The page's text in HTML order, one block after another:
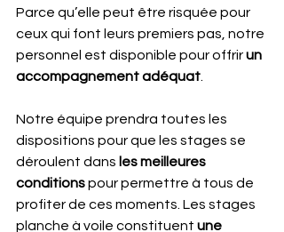
Parce qu’elle peut être risquée pour
ceux qui font leurs premiers pas, notre
personnel est disponible pour offrir un
accompagnement adéquat.
Notre équipe prendra toutes les
dispositions pour que les stages se
déroulent dans les meilleures
conditions pour permettre à tous de
profiter de ces moments. Les stages
planche à voile constituent une